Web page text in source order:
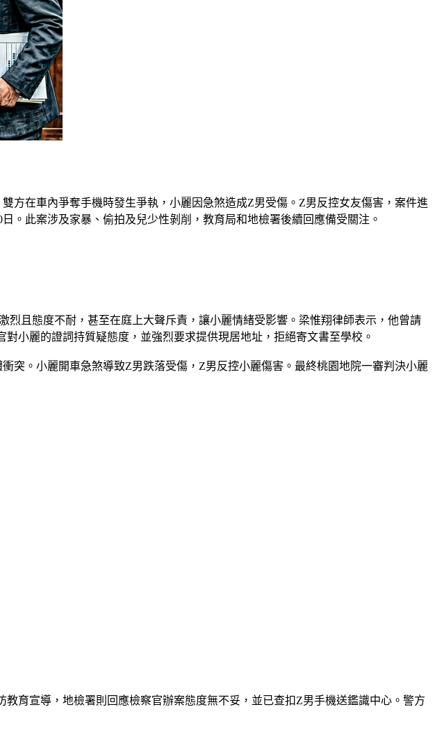
方在車內爭奪手機時發生爭執，小麗因急煞造成Z男受傷。Z男反控女友傷害，案件進
。此案涉及家暴、偷拍及兒少性剝削，教育局和地檢署後續回應備受關注。
且態度不耐，甚至在庭上大聲斥責，讓小麗情緒受影響。梁惟翔律師表示，他曾請
小麗的證詞持質疑態度，並強烈要求提供現居地址，拒絕寄文書至學校。
突。小麗開車急煞導致Z男跌落受傷，Z男反控小麗傷害。最終桃園地院一審判決小麗
育宣導，地檢署則回應檢察官辦案態度無不妥，並已查扣Z男手機送鑑識中心。警方